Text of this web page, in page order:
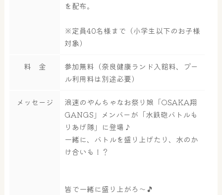
大浴場 サウナ・岩盤浴
屋内レジャープール グルメ
奈良わんぱくランド
ボディケア
を配布。
※定員40名様まで（小学生以下のお子様
対象）
料 金
参加無料（奈良健康ランド入館料、プー
ル利用料は別途必要）
メッセージ
浪速のやんちゃなお祭り娘「OSAKA翔
GANGS」メンバーが「水鉄砲バトルも
りあげ隊」に登場♪
一緒に、バトルを盛り上げたり、水のか
け合いも！？
皆で一緒に盛り上がろ～🎵